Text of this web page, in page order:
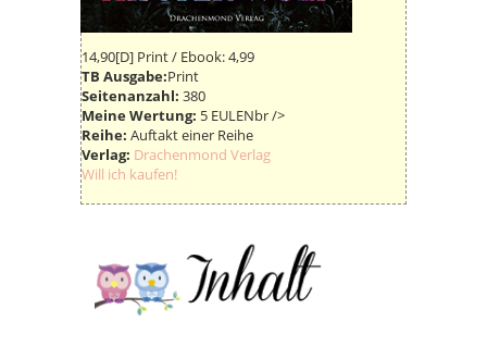
14,90[D] Print / Ebook: 4,99
TB Ausgabe:Print
Seitenanzahl: 380
Meine Wertung: 5 EULENbr />
Reihe: Auftakt einer Reihe
Verlag: Drachenmond Verlag
Will ich kaufen!